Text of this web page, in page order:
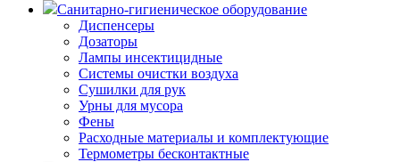
Санитарно-гигиеническое оборудование
Диспенсеры
Дозаторы
Лампы инсектицидные
Системы очистки воздуха
Сушилки для рук
Урны для мусора
Фены
Расходные материалы и комплектующие
Термометры бесконтактные